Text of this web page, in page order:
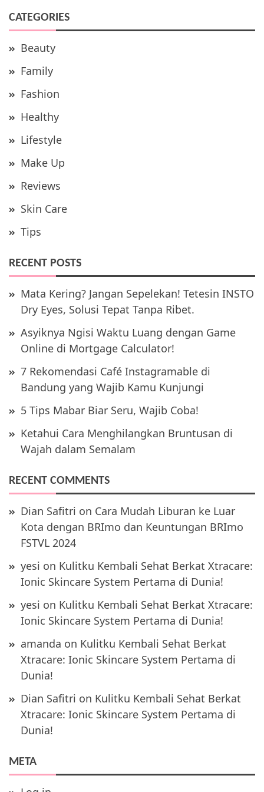
CATEGORIES
Beauty
Family
Fashion
Healthy
Lifestyle
Make Up
Reviews
Skin Care
Tips
RECENT POSTS
Mata Kering? Jangan Sepelekan! Tetesin INSTO
Dry Eyes, Solusi Tepat Tanpa Ribet.
Asyiknya Ngisi Waktu Luang dengan Game
Online di Mortgage Calculator!
7 Rekomendasi Café Instagramable di
Bandung yang Wajib Kamu Kunjungi
5 Tips Mabar Biar Seru, Wajib Coba!
Ketahui Cara Menghilangkan Bruntusan di
Wajah dalam Semalam
RECENT COMMENTS
Dian Safitri on Cara Mudah Liburan ke Luar
Kota dengan BRImo dan Keuntungan BRImo
FSTVL 2024
yesi on Kulitku Kembali Sehat Berkat Xtracare:
Ionic Skincare System Pertama di Dunia!
yesi on Kulitku Kembali Sehat Berkat Xtracare:
Ionic Skincare System Pertama di Dunia!
amanda on Kulitku Kembali Sehat Berkat
Xtracare: Ionic Skincare System Pertama di
Dunia!
Dian Safitri on Kulitku Kembali Sehat Berkat
Xtracare: Ionic Skincare System Pertama di
Dunia!
META